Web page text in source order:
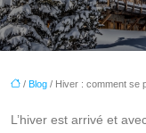
/ Blog / Hiver : comment se
L’hiver est arrivé et